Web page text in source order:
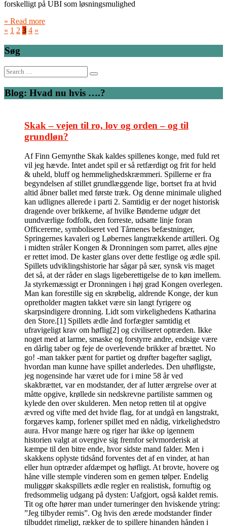
forskelligt på UBI som løsningsmulighed
» Read more
« 1 2 3 4 »
Søg
Search
for:
Blog: Hvad nu hvis ….?
Skak – vejen til ro, lov og orden – og til
grundløn?
Af Finn Gemynthe Skak kaldes spillenes konge, med fuld ret
vil jeg hævde. Intet andet spil er så retfærdigt og frit for held
& uheld, bluff og hemmelighedskræmmeri. Spillerne er fra
begyndelsen af stillet grundlæggende lige, bortset fra at hvid
altid åbner ballet med første træk. Og denne minimale ulighed
kan udlignes allerede i parti 2. Samtidig er der noget historisk
dragende over brikkerne, af hvilke Bønderne udgør det
uundværlige fodfolk, den forreste, udsatte linje foran
Officererne, symboliseret ved Tårnenes befæstninger,
Springernes kavaleri og Løbernes langtrækkende artilleri. Og
i midten stråler Kongen & Dronningen som parret, alles øjne
er rettet imod. De kaster glans over dette festlige og ædle spil.
Spillets udviklingshistorie har sågar på sær, synsk vis maget
det så, at der råder en slags ligeberettigelse de to køn imellem.
Ja styrkemæssigt er Dronningen i høj grad Kongen overlegen.
Man kan forestille sig en skrøbelig, aldrende Konge, der kun
opretholder magten takket være sin langt fyrigere og
skarpsindigere dronning. Lidt som virkelighedens Katharina
den Store.[1] Spillets ædle ånd forfægter samtidig et
ufravigeligt krav om høflig[2] og civiliseret optræden. Ikke
noget med at larme, smaske og forstyrre andre, endsige være
en dårlig taber og feje de overlevende brikker af brættet. No
go! -man takker pænt for partiet og drøfter bagefter sagligt,
hvordan man kunne have spillet anderledes. Den uhøfligste,
jeg nogensinde har været ude for i mine 58 år ved
skakbrættet, var en modstander, der af lutter ærgrelse over at
måtte opgive, krøllede sin nedskrevne partiliste sammen og
kylede den over skulderen. Men netop retten til at opgive
ævred og vifte med det hvide flag, for at undgå en langstrakt,
forgæves kamp, forlener spillet med en nådig, virkelighedstro
aura. Hvor mange hære og riger har ikke op igennem
historien valgt at overgive sig fremfor selvmorderisk at
kæmpe til den bitre ende, hvor sidste mand falder. Men i
skakkens oplyste tidsånd forventes det af en vinder, at han
eller hun optræder afdæmpet og høfligt. At brovte, hovere og
håne ville stemple vinderen som en gemen tølper. Endelig
muliggør skakspillets ædle regler en realistisk, fornuftig og
fredsommelig udgang på dysten: Uafgjort, også kaldet remis.
Tit og ofte hører man under turneringer den hviskende ytring:
”Jeg tilbyder remis”. Og hvis den ærede modstander finder
tilbuddet rimeligt, rækker de to spillere hinanden hånden i